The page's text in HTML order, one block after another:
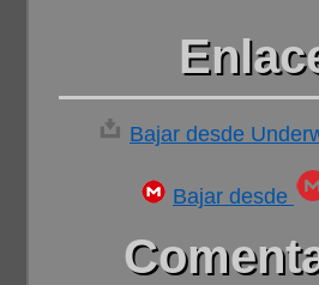
Bajar desde
Bajar desde